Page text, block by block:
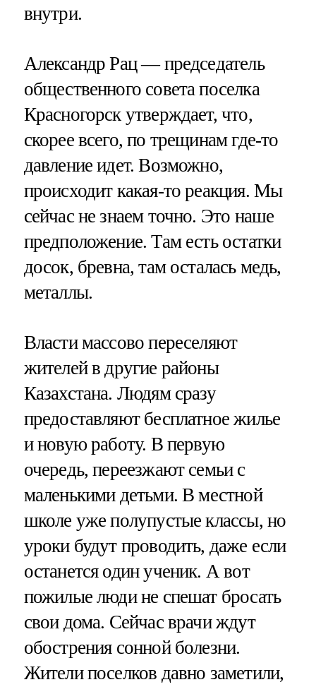
внутри.
Александр Рац — председатель
общественного совета поселка
Красногорск утверждает, что,
скорее всего, по трещинам где-то
давление идет. Возможно,
происходит какая-то реакция. Мы
сейчас не знаем точно. Это наше
предположение. Там есть остатки
досок, бревна, там осталась медь,
металлы.
Власти массово переселяют
жителей в другие районы
Казахстана. Людям сразу
предоставляют бесплатное жилье
и новую работу. В первую
очередь, переезжают семьи с
маленькими детьми. В местной
школе уже полупустые классы, но
уроки будут проводить, даже если
останется один ученик. А вот
пожилые люди не спешат бросать
свои дома. Сейчас врачи ждут
обострения сонной болезни.
Жители поселков давно заметили,